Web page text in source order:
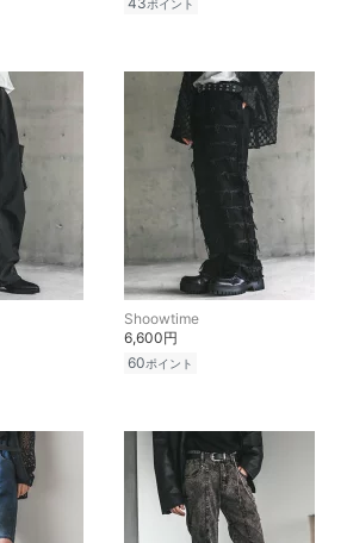
ポイント
Shoowtime
6,600円
60ポイント